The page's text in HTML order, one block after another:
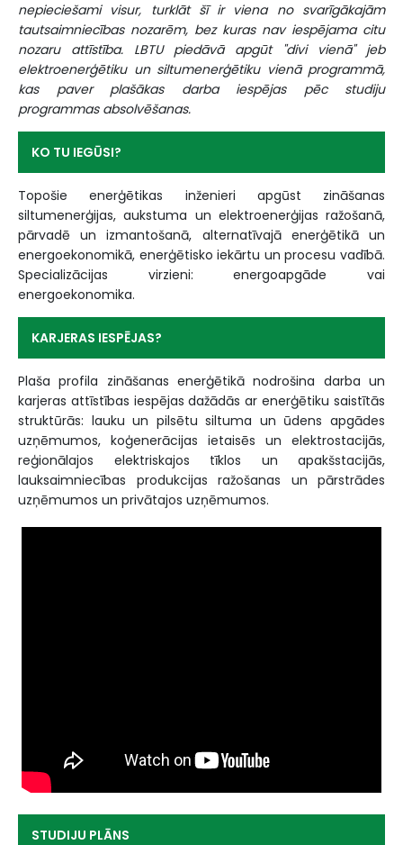
nepieciešami visur, turklāt šī ir viena no svarīgākajām
tautsaimniecības nozarēm, bez kuras nav iespējama citu
nozaru attīstība. LBTU piedāvā apgūt "divi vienā" jeb
elektroenerģētiku un siltumenerģētiku vienā programmā,
kas paver plašākas darba iespējas pēc studiju
programmas absolvēšanas.
KO TU IEGŪSI?
Topošie enerģētikas inženieri apgūst zināšanas
siltumenerģijas, aukstuma un elektroenerģijas ražošanā,
pārvadē un izmantošanā, alternatīvajā enerģētikā un
energoekonomikā, enerģētisko iekārtu un procesu vadībā.
Specializācijas virzieni: energoapgāde vai
energoekonomika.
KARJERAS IESPĒJAS?
Plaša profila zināšanas enerģētikā nodrošina darba un
karjeras attīstības iespējas dažādās ar enerģētiku saistītās
struktūrās: lauku un pilsētu siltuma un ūdens apgādes
uzņēmumos, koģenerācijas ietaisēs un elektrostacijās,
reģionālajos elektriskajos tīklos un apakšstacijās,
lauksaimniecības produkcijas ražošanas un pārstrādes
uzņēmumos un privātajos uzņēmumos.
STUDIJU PLĀNS